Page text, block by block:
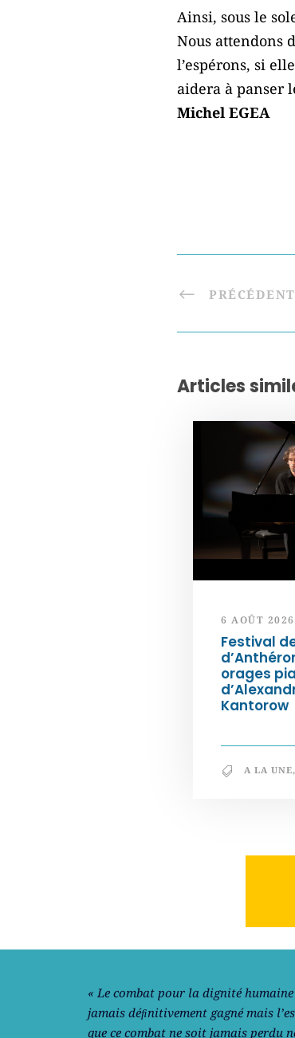
Ainsi, sous le
Nous attendons
l’espérons, si
aidera à panser
Michel EGEA
PRÉCÉDENT
Articles
6 AOÛT 2026
Festival
orages
Kantorow
A LA UNE,
Notre philosophie
« Le combat pour la dignité humaine
jamais déﬁnitivement gagné mais
que ce combat ne soit jamais perdu